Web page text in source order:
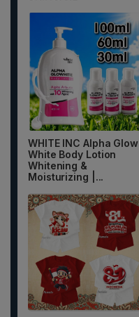
WHITE INC Alpha Glow
White Body Lotion
Whitening &
Moisturizing |...